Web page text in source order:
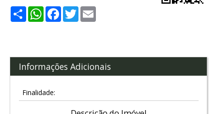
ShareWhatsApp
Facebook
Twitter
Informações Adicionais
Finalidade: